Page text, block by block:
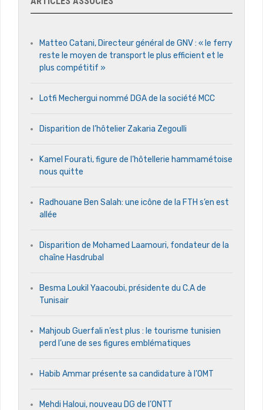
Matteo Catani, Directeur général de GNV : « le ferry
reste le moyen de transport le plus efficient et le
plus compétitif »
Lotfi Mechergui nommé DGA de la société MCC
Disparition de l’hôtelier Zakaria Zegoulli
Kamel Fourati, figure de l’hôtellerie hammamétoise
nous quitte
Radhouane Ben Salah: une icône de la FTH s’en est
allée
Disparition de Mohamed Laamouri, fondateur de la
chaîne Hasdrubal
Besma Loukil Yaacoubi, présidente du C.A de
Tunisair
Mahjoub Guerfali n’est plus : le tourisme tunisien
perd l’une de ses figures emblématiques
Habib Ammar présente sa candidature à l’OMT
Mehdi Haloui, nouveau DG de l’ONTT